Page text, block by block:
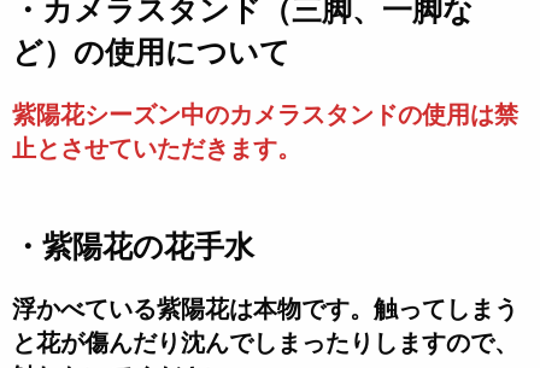
・カメラスタンド（三脚、一脚な
ど）の使用について
紫陽花シーズン中のカメラスタンドの使用は禁
止とさせていただきます。
・紫陽花の花手水
浮かべている紫陽花は本物です。触ってしまう
と花が傷んだり沈んでしまったりしますので、